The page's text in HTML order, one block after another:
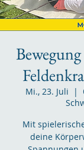
Mi., 23. Juli
  |
Mit
deine